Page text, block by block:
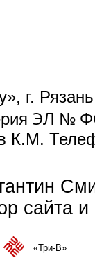
г.
ЭЛ №
К.М.
сайта
is external)«Три-В»